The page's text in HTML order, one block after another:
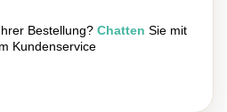
Bestellung? Chatten Sie mit
Kundenservice